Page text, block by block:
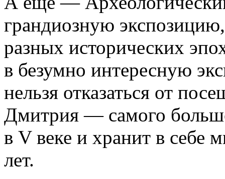
грандиозную
разных исторических
в безумно интересную
нельзя отказаться от
Дмитрия — самого
в V веке и хранит в себе
лет.